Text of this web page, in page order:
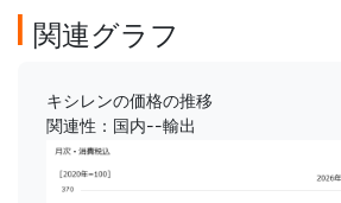
関連グラフ
キシレンの価格の推移
関連性：国内--輸出